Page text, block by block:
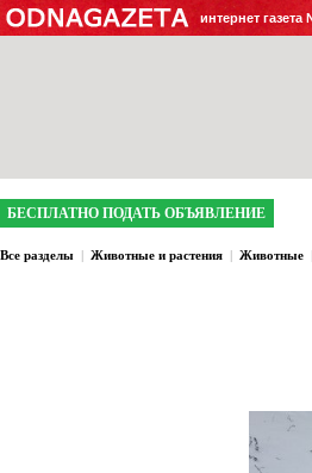
интернет
БЕСПЛАТНО ПОДАТЬ ОБЪЯВЛЕНИЕ
Все разделы | Животные и растения | Животные